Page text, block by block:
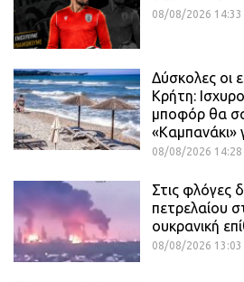
08/08/2026 14:33
Δύσκολες οι
Κρήτη:
μποφόρ θα
«Καμπανάκι»
08/08/2026 14:28
Στις φλόγες
πετρελαίου
ουκρανική
08/08/2026 13:03